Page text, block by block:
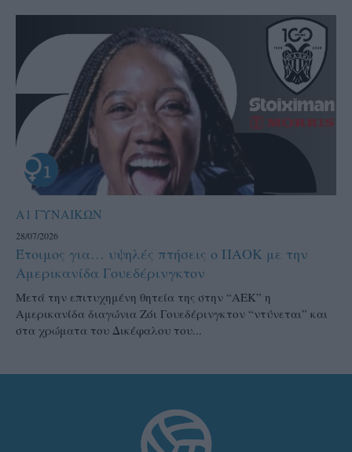
Α1 ΓΥΝΑΙΚΩΝ
28/07/2026
Έτοιμος για… υψηλές πτήσεις ο ΠΑΟΚ με την
Αμερικανίδα Γουεδέρινγκτον
Μετά την επιτυχημένη θητεία της στην “ΑΕΚ” η
Αμερικανίδα διαγώνια Ζόι Γουεδέρινγκτον “ντύνεται” και
στα χρώματα του Δικέφαλου του...